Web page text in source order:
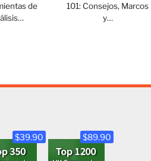
de
101: Consejos, Marcos
y…
$39.90 $89.90